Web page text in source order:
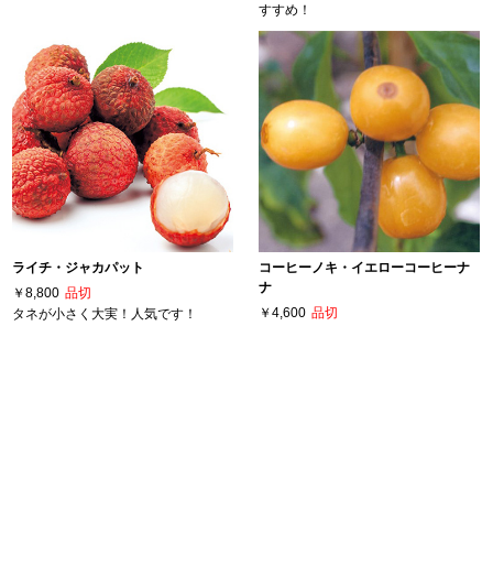
すすめ！
ライチ・ジャカパット
￥8,800 品切
タネが小さく大実！人気です！
コーヒーノキ・イエローコーヒーナ
ナ
￥4,600 品切